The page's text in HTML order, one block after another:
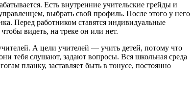
Есть внутренние учительские грейды и
выбрать свой профиль. После этого у него
Перед работником ставятся индивидуальные
видеть, на треке он или нет.
А цели учителей — учить детей, потому что
тебя слушают, задают вопросы. Вся школьная среда
планку, заставляет быть в тонусе, постоянно